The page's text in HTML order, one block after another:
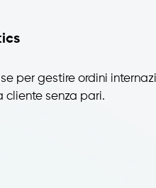
per gestire ordini
cliente senza pari.